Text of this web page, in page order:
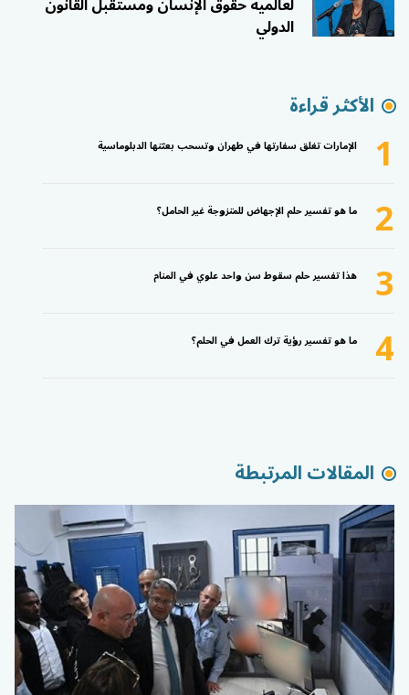
الدولي
الأكثر قراءة
1 الإمارات تغلق سفارتها في طهران وتسحب بعثتها الدبلوماسية
2 ما هو تفسير حلم الإجهاض للمتزوجة غير الحامل؟
3 هذا تفسير حلم سقوط سن واحد علوي في المنام
4 ما هو تفسير رؤية ترك العمل في الحلم؟
المقالات المرتبطة